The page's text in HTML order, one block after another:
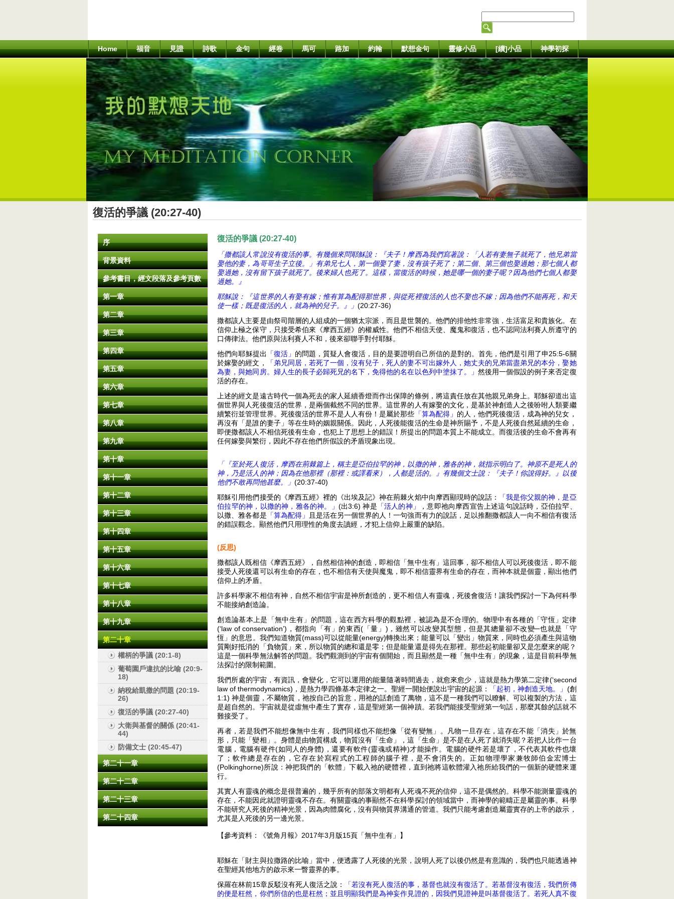
Home 福音 見證 詩歌 金句 經卷 馬可 路加 約翰 默想金句 靈修小品 [續]小品 神學初探
復活的爭議 (20:27-40)
序
背景資料
參考書目，經文段落及參考頁數
第一章
第二章
第三章
第四章
第五章
第六章
第七章
第八章
第九章
第十章
第十一章
第十二章
第十三章
第十四章
第十五章
第十六章
第十七章
第十八章
第十九章
第二十章
權柄的爭議 (20:1-8)
葡萄園戶違抗的比喻 (20:9-
18)
納稅給凱撒的問題 (20:19-
26)
復活的爭議 (20:27-40)
大衛與基督的關係 (20:41-
44)
防備文士 (20:45-47)
第二十一章
第二十二章
第二十三章
第二十四章
復活的爭議 (20:27-40)
「撒都該人常說沒有復活的事。有幾個來問耶穌說：『夫子！摩西為我們寫著說：「人若有妻無子就死了，他兄弟當
娶他的妻，為哥哥生子立後。」有弟兄七人，第一個娶了妻，沒有孩子死了；第二個、第三個也娶過她；那七個人都
娶過她，沒有留下孩子就死了。後來婦人也死了。這樣，當復活的時候，她是哪一個的妻子呢？因為他們七個人都娶
過她。』
耶穌說：『這世界的人有娶有嫁；惟有算為配得那世界，與從死裡復活的人也不娶也不嫁；因為他們不能再死，和天
使一樣；既是復活的人，就為神的兒子。』」(20:27-36)
撒都該人主要是由祭司階層的人組成的一個猶太宗派，而且是世襲的。他們的排他性非常強，生活富足和貴族化。在
信仰上極之保守，只接受希伯來《摩西五經》的權威性。他們不相信天使、魔鬼和復活，也不認同法利賽人所遵守的
口傳律法。他們原與法利賽人不和，後來卻聯手對付耶穌。
他們向耶穌提出
「復活」 的問題，質疑人會復活，目的是要證明自己所信的是對的。首先，他們是引用了申25:5-6關
於嫁娶的經文，
「弟兄同居，若死了一個，沒有兒子，死人的妻不可出嫁外人，她丈夫的兄弟當盡弟兄的本分，娶她
為妻，與她同房。婦人生的長子必歸死兄的名下，免得他的名在以色列中塗抹了。」 然後用一個假設的例子來否定復
活的存在。
上述的經文是遠古時代一個為死去的家人延續香燈而作出保障的條例，將這責任放在其他親兄弟身上。耶穌卻道出這
個世界與人死後復活的世界，是兩個截然不同的世界。這世界的人有嫁娶的文化，是基於神創造人之後吩咐人類要繼
續繁衍並管理世界。死後復活的世界不是人人有份！是屬於那些 「算為配得」 的人，他們死後復活，成為神的兒女，
再沒有「是誰的妻子」等在生時的姻親關係。因此，人死後能復活的生命是神所賜予，不是人死後自然延續的生命，
即便撒都該人不相信死後有生命，也犯上了思想上的錯誤！所提出的問題本質上不能成立。而復活後的生命不會再有
任何嫁娶與繁衍，因此不存在他們所假設的矛盾現象出現。
「『至於死人復活，摩西在荊棘篇上，稱主是亞伯拉罕的神，以撒的神，雅各的神，就指示明白了。神原不是死人的
神，乃是活人的神；因為在他那裡（那裡：或譯看來），人都是活的。』有幾個文士說：『夫子！你說得好。』以後
他們不敢再問他甚麼。」(20:37-40)
耶穌引用他們接受的《摩西五經》裡的《出埃及記》神在荊棘火焰中向摩西顯現時的說話：
「我是你父親的神，是亞
伯拉罕的神，以撒的神，雅各的神。」 (出3:6) 神是 「活人的神」
，意即祂向摩西宣告上述這句說話時，亞伯拉罕、
以撒、雅各都是 「算為配得」
且是活在另一個世界的人！一句強而有力的說話，足以推翻撒都該人一向不相信有復活
的錯誤觀念。顯然他們只用理性的角度去讀經，才犯上信仰上嚴重的缺陷。
(反思)
撒都該人既相信《摩西五經》，自然相信神的創造，即相信「無中生有」這回事，卻不相信人可以死後復活，即不能
接受人死後還可以有生命的存在，也不相信有天使與魔鬼，即不相信靈界有生命的存在，而神本就是個靈，顯出他們
信仰上的矛盾。
許多科學家不相信有神，自然不相信宇宙是神所創造的，更不相信人有靈魂，死後會復活！讓我們探討一下為何科學
不能接納創造論。
創造論基本上是「無中生有」的問題，這在西方科學的觀點裡，被認為是不合理的。物理中有各種的「守恆」定律
(‘law of conservation’)，都指向「有」的東西(「量」)，雖然可以改變其型態，但是其總量卻不改變─也就是「守
恆」的意思。我們知道物質(mass)可以從能量(energy)轉換出來；能量可以「變出」物質來，同時也必須產生與這物
質剛好抵消的「負物質」來，所以物質的總和還是零；但是能量還是得先在那裡。那些起初能量卻又是怎麼來的呢？
這是一個科學無法解答的問題。我們觀測到的宇宙有個開始，而且顯然是一種「無中生有」的現象，這是目前科學無
法探討的限制範圍。
我們所處的宇宙，有資訊，會變化，它可以運用的能量隨著時間過去，就愈來愈少，這就是熱力學第二定律(‘second
law of thermodynamics)，是熱力學四條基本定律之一。聖經一開始便說出宇宙的起源：
「起初，神創造天地。」 (創
1:1) 神是個靈，不屬物質，祂按自己的旨意，用祂的話創造了萬物，這不是一種我們可以瞭解、可以複製的方法，這
是超自然的。宇宙就是從虛無中產生了實存，這是聖經第一個神蹟。若我們能接受聖經第一句話，那麼其餘的話就不
難接受了。
再者，若是我們不能想像無中生有，我們同樣也不能想像「從有變無」。凡物一旦存在，這存在不能「消失」於無
形，只能「變相」。身體是由物質構成，物質沒有「生命」，這「生命」是不是在人死了就消失呢？若把人比作一台
電腦，電腦有硬件(如同人的身體)，還要有軟件(靈魂或精神)才能操作。電腦的硬件若是壞了，不代表其軟件也壞
了；軟件總是存在的，它存在於寫程式的工程師的腦子裡，是不會消失的。正如物理學家兼牧師伯金宏博士
(Polkinghorne)所說：神把我們的「軟體」下載入祂的硬體裡，直到祂將這軟體灌入祂所給我們的一個新的硬體來運
行。
其實人有靈魂的概念是很普遍的，幾乎所有的部落文明都有人死魂不死的信仰，這不是偶然的。科學不能測量靈魂的
存在，不能因此就證明靈魂不存在。有關靈魂的事顯然不在科學探討的領域當中，而神學的範疇正是屬靈的事。科學
不能研究人死後的精神光景，因為肉體腐化，沒有與物質界溝通的管道。我們只能考慮創造屬靈實存的上帝的啟示，
尤其是人死後的另一邊光景。
【參考資料：《號角月報》2017年3月版15頁「無中生有」】
耶穌在「財主與拉撒路的比喻」當中，便透露了人死後的光景，說明人死了以後仍然是有意識的，我們也只能透過神
在聖經其他地方的啟示來一瞥靈界的事。
保羅在林前15章反駁沒有死人復活之說：
「若沒有死人復活的事，基督也就沒有復活了。若基督沒有復活，我們所傳
的便是枉然，你們所信的也是枉然；並且明顯我們是為神妄作見證的，因我們見證神是叫基督復活了。若死人真不復